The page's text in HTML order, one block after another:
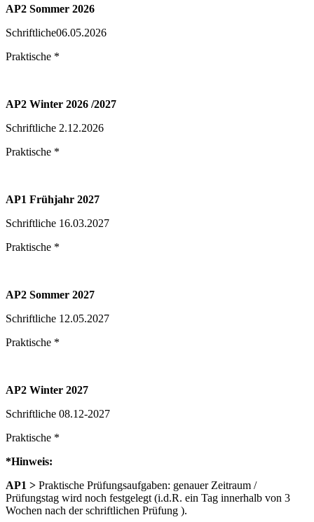
AP2 Sommer 2026
Schriftliche06.05.2026
Praktische *
AP2 Winter 2026 /2027
Schriftliche 2.12.2026
Praktische *
AP1 Frühjahr 2027
Schriftliche 16.03.2027
Praktische *
AP2 Sommer 2027
Schriftliche 12.05.2027
Praktische *
AP2 Winter 2027
Schriftliche 08.12-2027
Praktische *
*Hinweis:
AP1 > Praktische Prüfungsaufgaben: genauer Zeitraum /
Prüfungstag wird noch festgelegt (i.d.R. ein Tag innerhalb von 3
Wochen nach der schriftlichen Prüfung ).